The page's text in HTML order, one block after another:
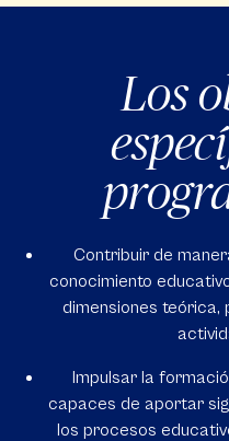
Los
Contribuir de
conocimiento
dimensiones
Impulsar la
capaces de aportar
los procesos